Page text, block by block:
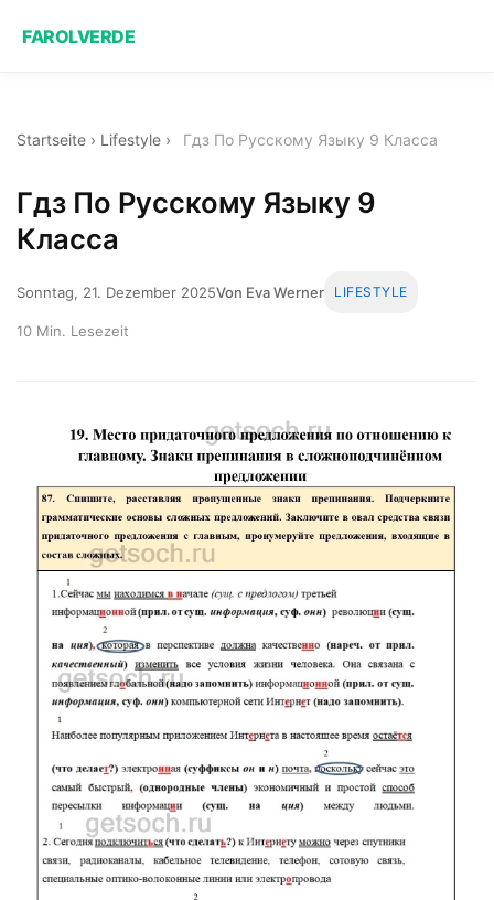
FAROLVERDE
Startseite › Lifestyle › Гдз По Русскому Языку 9 Класса
Гдз По Русскому Языку 9
Класса
Sonntag, 21. Dezember 2025Von Eva Werner LIFESTYLE
10 Min. Lesezeit